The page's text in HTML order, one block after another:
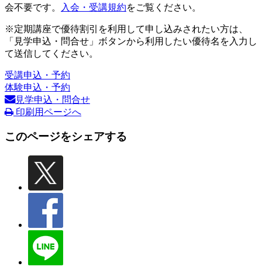
会不要です。
入会・受講規約をご覧ください。
※定期講座で優待割引を利用して申し込みされたい方は、
「見学申込・問合せ」ボタンから利用したい優待名を入力し
て送信してください。
受講申込・予約
体験申込・予約
見学申込・問合せ
印刷用ページへ
このページをシェアする